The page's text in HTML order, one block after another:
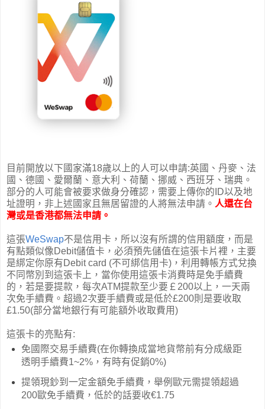
目前開放以下國家滿18歲以上的人可以申請:英國、 丹麥、 法
國、 德國、 愛爾蘭、 意大利、 荷蘭、 挪威、 西班牙、 瑞典。
部分的人可能會被要求做身分確認，需要上傳你的ID以及地
址證明，非上述國家且無居留證的人將無法申請。 人還在台
灣或是香港都無法申請 。
這張WeSwap不是信用卡，所以沒有所謂的信用額度，而是
有點類似像Debit儲值卡，必須預先儲值在這張卡片裡，主要
是綁定你原有Debit card (不可綁信用卡)，利用轉帳方式兌換
不同幣別到這張卡上，當你使用這張卡消費時是免手續費
的，若是要提款，每次ATM提款至少要￡200以上，一天兩
次免手續費。超過2次要手續費或是低於£200則是要收取
£1.50(部分當地銀行有可能額外收取費用)
這張卡的亮點有:
免國際交易手續費(在你轉換成當地貨幣前有分成級距
透明手續費1~2%，有時有促銷0%)
提領現鈔到一定金額免手續費，舉例歐元需提領超過
200歐免手續費，低於的話要收€1.75